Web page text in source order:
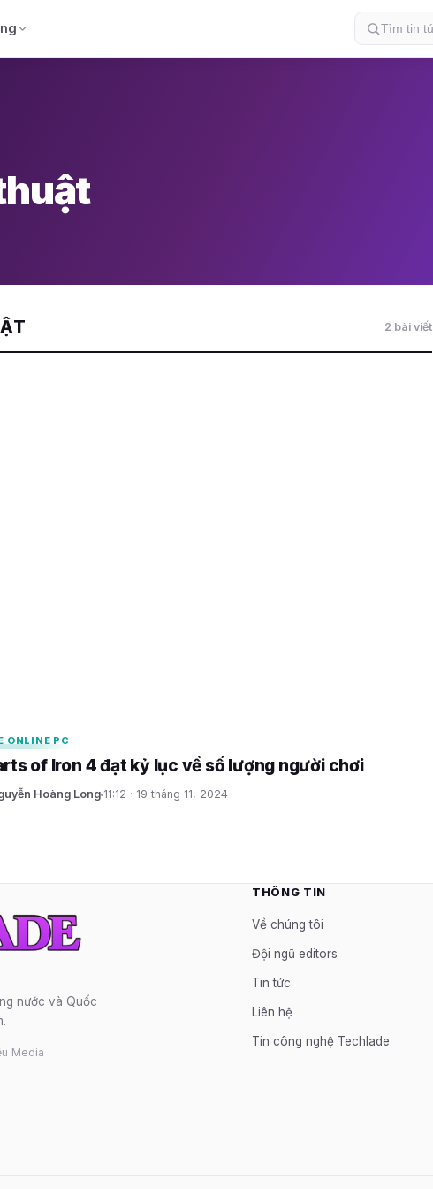
2 bài viết
ONLINE PC
of Iron 4 đạt kỷ lục về số lượng người chơi
Hoàng Long 11:12 · 19 tháng 11, 2024
nước và Quốc
Media
THÔNG TIN
Về chúng tôi
Đội ngũ editors
Tin tức
Liên hệ
Tin công nghệ Techlade